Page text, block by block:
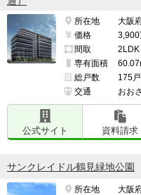
今後も利便性向上に資す
るのではという期待が持
昨今の物価高騰の影響
思いますが、管理費が少
また、修繕費は当初は比
計画では年々高くなる見
所在地
大阪
価格
3,900
間取
専有面積
総戸数
175戸
交通
おお
公式サイト 資料請求
サンクレイドル鶴見緑地公園
所在地
大阪